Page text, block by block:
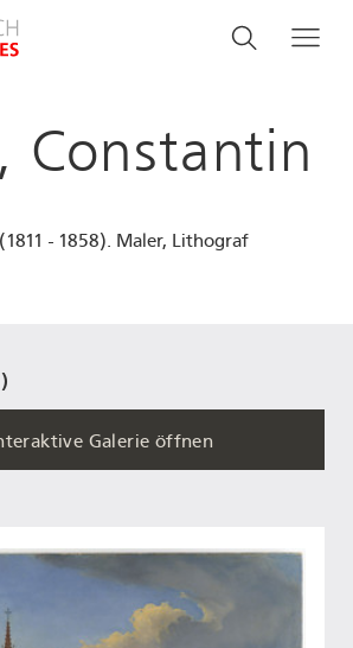
Search
menu
Suche
Constantin
- 1858). Maler, Lithograf
Galerie öffnen